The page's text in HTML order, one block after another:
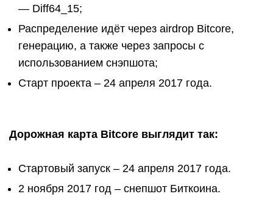
— Diff64_15;
Распределение идёт через airdrop Bitcore,
генерацию, а также через запросы с
использованием снэпшота;
Старт проекта – 24 апреля 2017 года.
Дорожная карта Bitcore выглядит так:
Стартовый запуск – 24 апреля 2017 года.
2 ноября 2017 год – снепшот Биткоина.